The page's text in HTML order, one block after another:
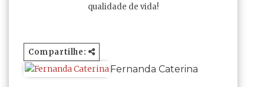
qualidade de vida!
Compartilhe:
Fernanda Caterina